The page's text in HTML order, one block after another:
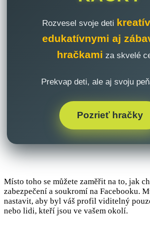
Rozvesel svoje deti
edukatívnymi aj
hračkami za skvelé
Prekvap deti, ale aj svoju
Pozrieť hračky
Místo toho se můžete zaměřit na to, jak
zabezpečení a soukromí na Facebooku.
nastavit, aby byl váš profil viditelný
nebo lidi, kteří jsou ve vašem okolí.